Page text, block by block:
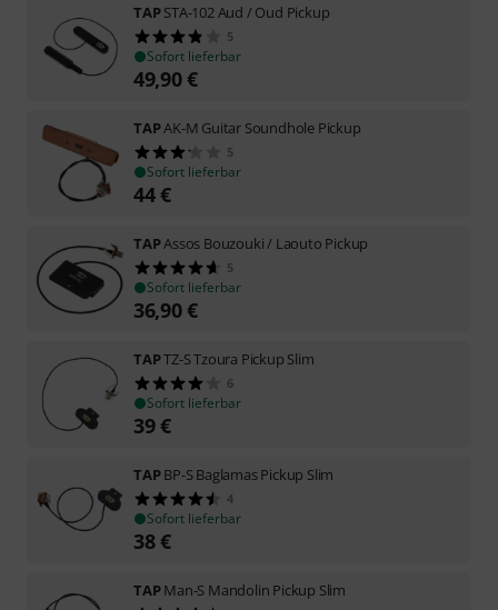
TAPSTA-102 Aud / Oud Pickup
5
Sofort lieferbar
49,90€
TAPAK-M Guitar Soundhole Pickup
5
Sofort lieferbar
44€
TAPAssos Bouzouki / Laouto Pickup
5
Sofort lieferbar
36,90€
TAPTZ-S Tzoura Pickup Slim
6
Sofort lieferbar
39€
TAPBP-S Baglamas Pickup Slim
4
Sofort lieferbar
38€
TAPMan-S Mandolin Pickup Slim